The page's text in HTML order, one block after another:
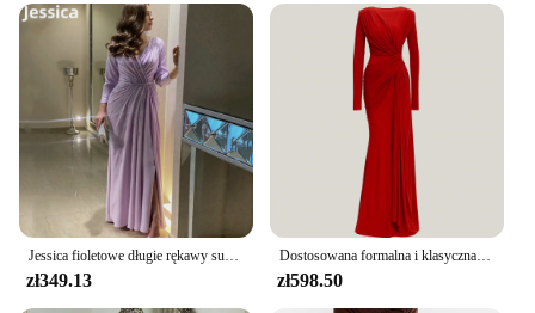
zł349.13
Dostosowana formalna i klasyczna suknia wieczorowa o kroju syreny z długimi rękawami i dekoltem w kształcie litery "o", czerwona koszulka, tren sądowy, plisy, zamek błyskawiczny z tyłu, suknia celebrytów
zł598.50